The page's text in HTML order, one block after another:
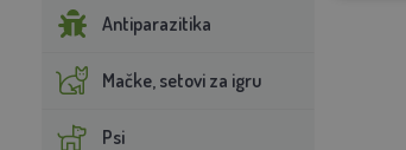
Antiparazitika
Mačke, setovi za igru
Psi